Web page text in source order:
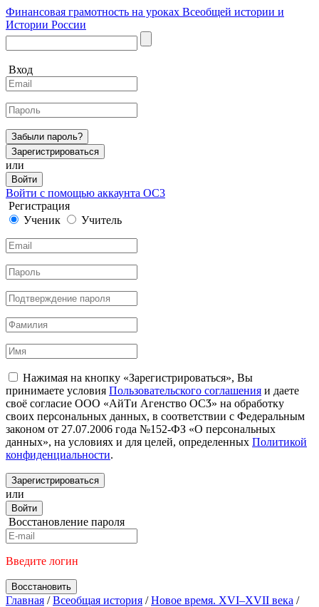
Финансовая грамотность на уроках Всеобщей истории и
Истории России
Вход
Забыли пароль?
Зарегистрироваться
или
Войти
Войти с помощью аккаунта ОС3
Регистрация
Ученик
Учитель
Нажимая на кнопку «Зарегистрироваться», Вы
принимаете условия Пользовательского соглашения и даете
своё согласие ООО «АйТи Агенство ОСӠ» на обработку
своих персональных данных, в соответствии с Федеральным
законом от 27.07.2006 года №152-ФЗ «О персональных
данных», на условиях и для целей, определенных Политикой
конфиденциальности.
Зарегистрироваться
или
Войти
Восстановление пароля
Введите логин
Восстановить
Главная / Всеобщая история / Новое время. XVI–XVII века /